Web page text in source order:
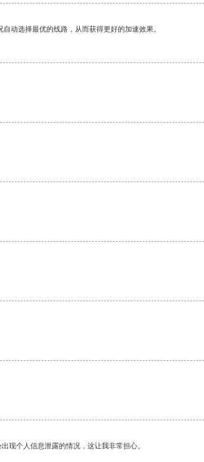
动选择最优的线路，从而获得更好的加速效果。
现个人信息泄露的情况，这让我非常担心。